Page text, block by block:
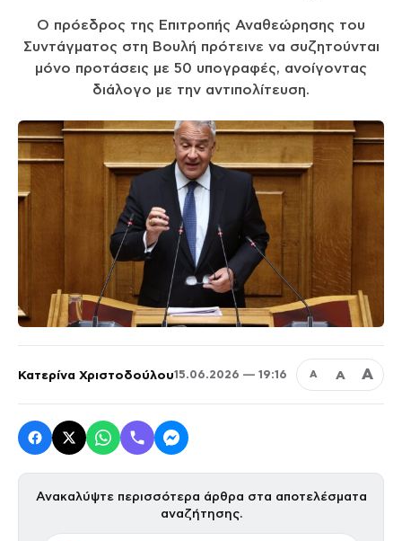
Ο πρόεδρος της Επιτροπής Αναθεώρησης του
Συντάγματος στη Βουλή πρότεινε να συζητούνται
μόνο προτάσεις με 50 υπογραφές, ανοίγοντας
διάλογο με την αντιπολίτευση.
Κατερίνα Χριστοδούλου15.06.2026 — 19:16 Α Α Α
Ανακαλύψτε περισσότερα άρθρα στα αποτελέσματα
αναζήτησης.